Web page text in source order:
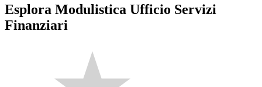
Esplora Modulistica Ufficio Servizi
Finanziari